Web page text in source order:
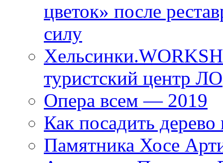
цветок» после
силу
туристский центр ЛО
Опера всем — 2019
Как посадить дерево
Памятника Хосе